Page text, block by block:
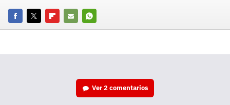
FacebookTwitterFlipboard
E-
Whatsapp
Ver2 comentarios